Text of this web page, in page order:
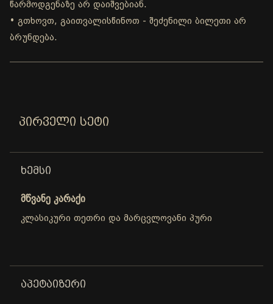
წარმოდგენაზე არ დაიშვებიან.
• გთხოვთ, გაითვალისწინოთ - შეძენილი ბილეთი არ
ბრუნდება.
ᲞᲘᲠᲕᲔᲚᲘ ᲡᲔᲢᲘ
ᲮᲔᲛᲡᲘ
მწვანე კარაქი
კლასიკური თეთრი და მარცვლოვანი პური
ᲐᲞᲔᲢᲐᲘᲖᲔᲠᲘ